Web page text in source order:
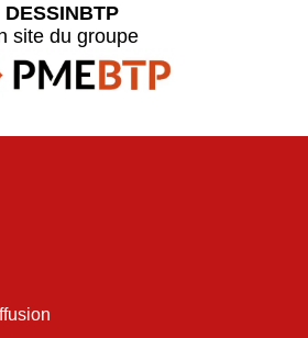
DESSINBTP
site du groupe